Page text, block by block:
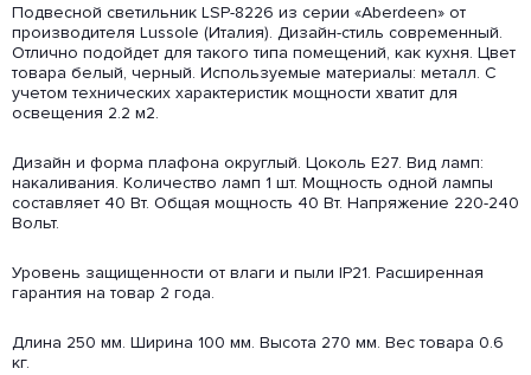
Подвесной светильник LSP-8226 из серии «Aberdeen» от
производителя Lussole (Италия). Дизайн-стиль современный.
Отлично подойдет для такого типа помещений, как кухня. Цвет
товара белый, черный. Используемые материалы: металл. С
учетом технических характеристик мощности хватит для
освещения 2.2 м2.
Дизайн и форма плафона округлый. Цоколь E27. Вид ламп:
накаливания. Количество ламп 1 шт. Мощность одной лампы
составляет 40 Вт. Общая мощность 40 Вт. Напряжение 220-240
Вольт.
Уровень защищенности от влаги и пыли IP21. Расширенная
гарантия на товар 2 года.
Длина 250 мм. Ширина 100 мм. Высота 270 мм. Вес товара 0.6
кг.